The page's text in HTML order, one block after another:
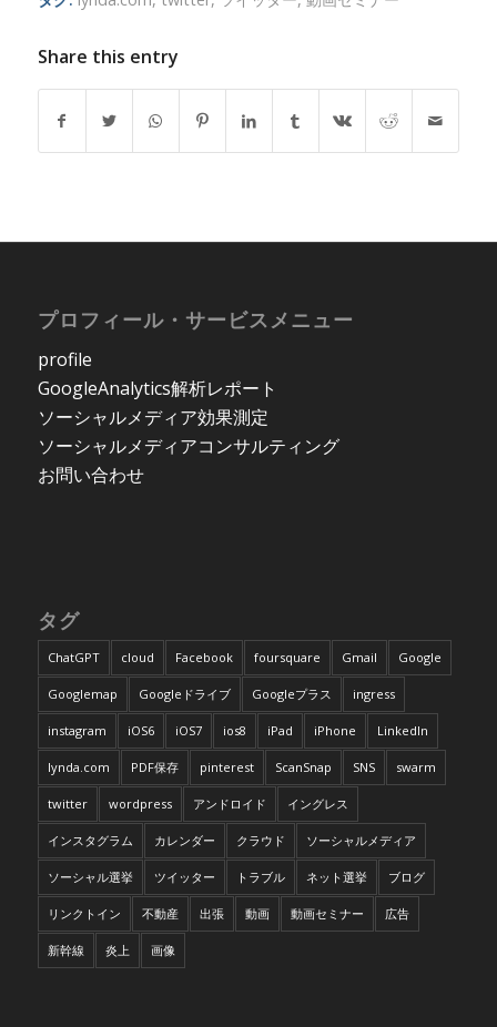
Share this entry
プロフィール・サービスメニュー
profile
GoogleAnalytics解析レポート
ソーシャルメディア効果測定
ソーシャルメディアコンサルティング
お問い合わせ
タグ
ChatGPT cloud Facebook foursquare Gmail Google
Googlemap Googleドライブ Googleプラス ingress
instagram iOS6 iOS7 ios8 iPad iPhone LinkedIn
lynda.com PDF保存 pinterest ScanSnap SNS swarm
twitter wordpress アンドロイド イングレス
インスタグラム カレンダー クラウド ソーシャルメディア
ソーシャル選挙 ツイッター トラブル ネット選挙 ブログ
リンクトイン 不動産 出張 動画 動画セミナー 広告
新幹線 炎上 画像